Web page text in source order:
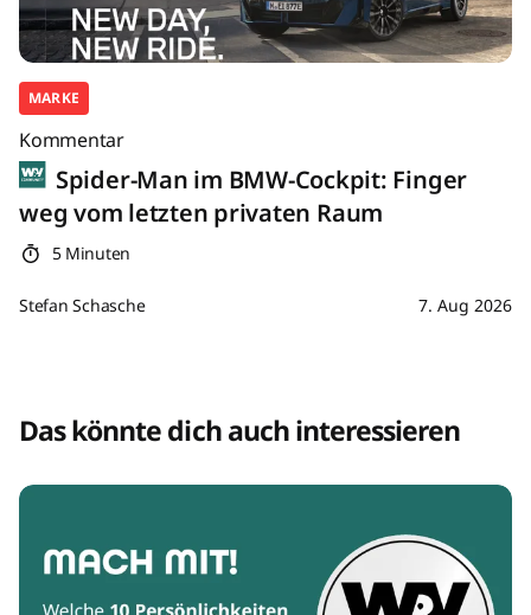
MARKE
Kommentar
Spider-Man im BMW-Cockpit: Finger
weg vom letzten privaten Raum
5 Minuten
Stefan Schasche 7. Aug 2026
Das könnte dich auch interessieren